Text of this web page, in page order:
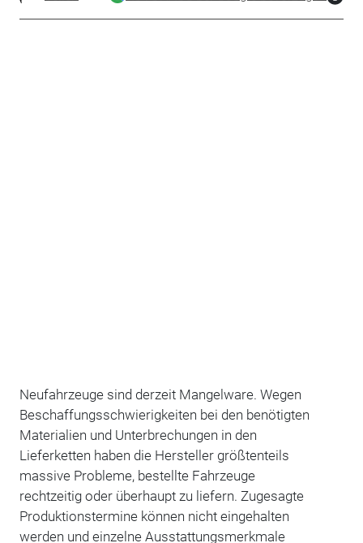
Neufahrzeuge sind derzeit Mangelware. Wegen
Beschaffungsschwierigkeiten bei den benötigten
Materialien und Unterbrechungen in den
Lieferketten haben die Hersteller größtenteils
massive Probleme, bestellte Fahrzeuge
rechtzeitig oder überhaupt zu liefern. Zugesagte
Produktionstermine können nicht eingehalten
werden und einzelne Ausstattungsmerkmale